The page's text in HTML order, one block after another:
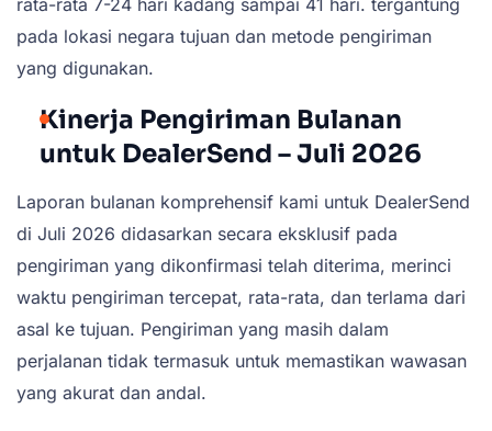
rata-rata 7-24 hari kadang sampai 41 hari. tergantung
pada lokasi negara tujuan dan metode pengiriman
yang digunakan.
Kinerja Pengiriman Bulanan
untuk DealerSend – Juli 2026
Laporan bulanan komprehensif kami untuk DealerSend
di Juli 2026 didasarkan secara eksklusif pada
pengiriman yang dikonfirmasi telah diterima, merinci
waktu pengiriman tercepat, rata-rata, dan terlama dari
asal ke tujuan. Pengiriman yang masih dalam
perjalanan tidak termasuk untuk memastikan wawasan
yang akurat dan andal.